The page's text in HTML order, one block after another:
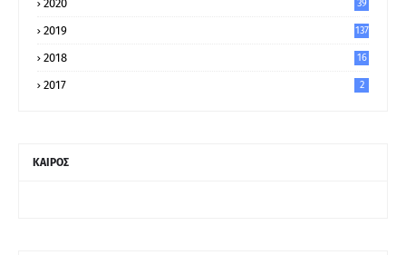
2020
39
2019 137
2018 16
2017 2
ΚΑΙΡΟΣ